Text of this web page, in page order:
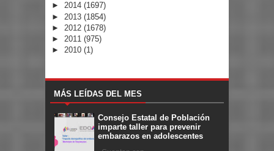
► 2014 (1697)
► 2013 (1854)
► 2012 (1678)
► 2011 (975)
► 2010 (1)
MÁS LEÍDAS DEL MES
Consejo Estatal de Población
imparte taller para prevenir
embarazos en adolescentes